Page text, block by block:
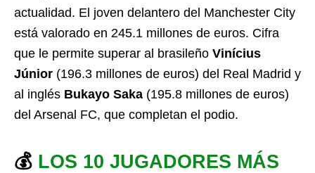
actualidad. El joven delantero del Manchester City
está valorado en 245.1 millones de euros. Cifra
que le permite superar al brasileño Vinícius
Júnior (196.3 millones de euros) del Real Madrid y
al inglés Bukayo Saka (195.8 millones de euros)
del Arsenal FC, que completan el podio.
💰 LOS 10 JUGADORES MÁS